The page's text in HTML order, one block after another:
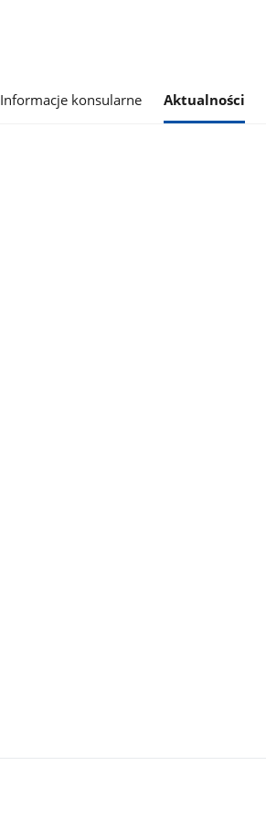
Informacje konsularne Aktualności